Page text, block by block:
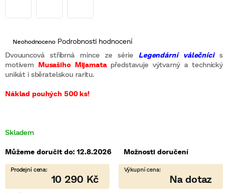
Skladem
Dvouuncová stříbrná mince ze série Legendární válečníci
s
motivem Musašiho Mijamatapředstavuje výtvarný a technický
unikát i sběratelskou raritu.
Náklad pouhých 500 ks!
Průměrné
produktu
je
0,0
z
hvězdiček.
Neohodnoceno Podrobnosti hodnocení
10 290 Kč
Můžeme doručit do: 12.8.2026 Možnosti doručení